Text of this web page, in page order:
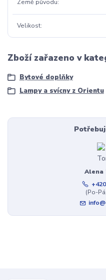
Země původu
Velikost
Zboží zařazeno v
Bytové doplňky
Lampy a svícny z Orientu
Alena
(Po-